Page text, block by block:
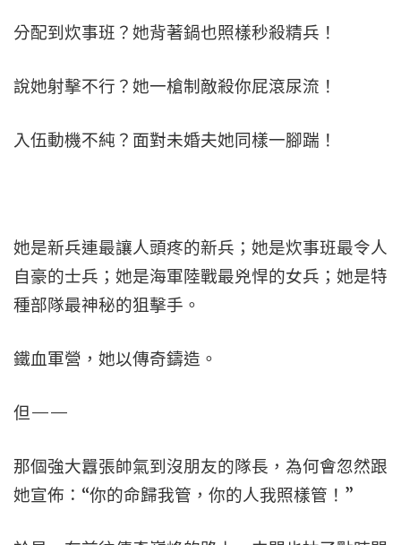
分配到炊事班？她背著鍋也照樣秒殺精兵！
說她射擊不行？她一槍制敵殺你屁滾尿流！
入伍動機不純？面對未婚夫她同樣一腳踹！
她是新兵連最讓人頭疼的新兵；她是炊事班最令人
自豪的士兵；她是海軍陸戰最兇悍的女兵；她是特
種部隊最神秘的狙擊手。
鐵血軍營，她以傳奇鑄造。
但——
那個強大囂張帥氣到沒朋友的隊長，為何會忽然跟
她宣佈：“你的命歸我管，你的人我照樣管！”